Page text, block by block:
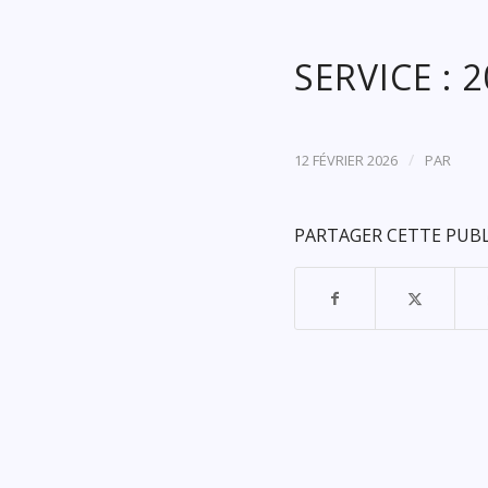
SERVICE :
12 FÉVRIER 2026 / PAR
PARTAGER CETTE